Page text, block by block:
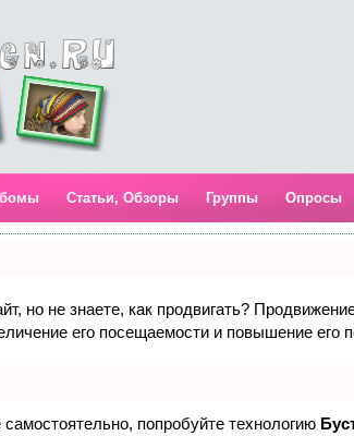
Статьи, Обзоры Группы Опросы
но не знаете, как продвигать?
его посещаемости и повышение его
попробуйте технологию